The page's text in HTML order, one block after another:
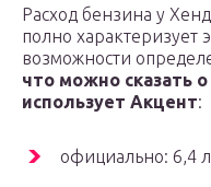
Расход бензина у
полно характеризует
возможности
что можно сказать
использует Акцент:
официально: 6,4